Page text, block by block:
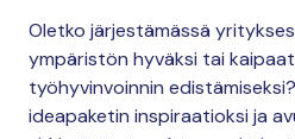
Oletko järjestämässä
ympäristön hyväksi tai
työhyvinvoinnin
ideapaketin inspiraatioksi ja